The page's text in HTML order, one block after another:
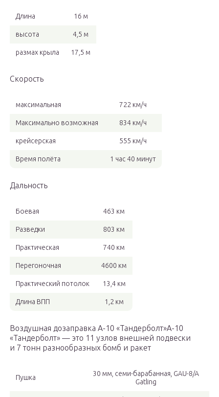
Длина 16 м
высота 4,5 м
размах крыла 17,5 м
Скорость
максимальная 722 км/ч
Максимально возможная 834 км/ч
крейсерская 555 км/ч
Время полёта 1 час 40 минут
Дальность
Боевая 463 км
Разведки 803 км
Практическая 740 км
Перегоночная 4600 км
Практический потолок 13,4 км
Длина ВПП 1,2 км
Воздушная дозаправка А-10 «Тандерболт»А-10
«Тандерболт» — это 11 узлов внешней подвески
и 7 тонн разнообразных бомб и ракет
Пушка
30 мм, семи-барабанная, GAU-8/A
Gatling